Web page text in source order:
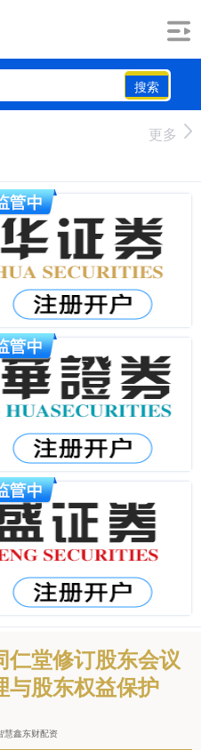
搜索
更多
仁堂修订股东会议
与股东权益保护
慧鑫东财配资